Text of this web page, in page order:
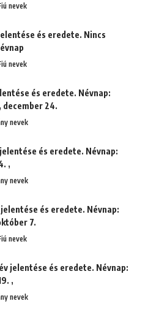
nevek
és eredete. Nincs
nevek
és eredete. Névnap:
december 24.
nevek
és eredete. Névnap:
,
nevek
és eredete. Névnap:
7.
nevek
jelentése és eredete. Névnap:
,
nevek